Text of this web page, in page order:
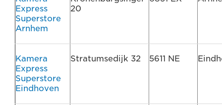
Express
Superstore
Arnhem
20
Kamera
Express
Superstore
Eindhoven
Stratumsedijk 32 5611 NE